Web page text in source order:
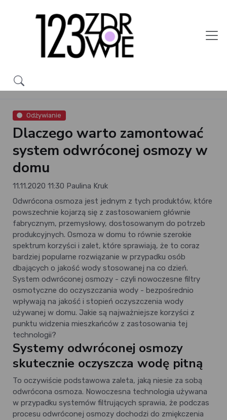
Odżywianie
Dlaczego warto zamontować
system odwróconej osmozy w
domu
11.11.2020 11:30 Paulina Kruk
Odwrócona osmoza jest jednym z tych produktów, które
powszechnie kojarzą się z zastosowaniem głównie
fabrycznym, przemysłowy, dostosowanym do potrzeb
produkcyjnych. Osmoza w domu to równie szerokie
spektrum korzyści i zalet, które sprawiają, że to coraz
bardziej popularne rozwiązanie w przypadku osób
dbających o jakość wody stosowanej na co dzień.
System odwróconej osmozy - czyli nowoczesne filtry
osmotyczne do oczyszczania wody - bezpośrednio
wpływają na jakość i stopień oczyszczenia wody
używanej w domu. Jakie są najważniejsze korzyści z
punktu widzenia mieszkańców z zastosowania tej
technologii?
Systemy odwróconej osmozy
skutecznie oczyszcza wodę pitną
To oczywiście podstawowa zaleta, jaką niesie za sobą
odwrócona osmoza. Nowoczesna technologia używana
w przypadku systemów filtrujących sprawia, że podczas
procesu odwróconej osmozy dochodzi do zmiękczenia